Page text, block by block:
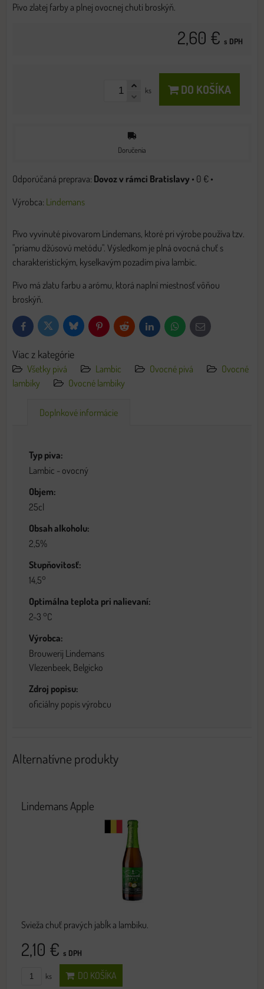
Pivo zlatej farby a plnej ovocnej chuti broskýň.
2,60 € s DPH
ks DO KOŠÍKA
Doručenia
Dovoz v rámci Bratislavy • 0 € •
Výrobca: Lindemans
Pivo vyvinuté pivovarom Lindemans, ktoré pri výrobe používa tzv.
"priamu džúsovú metódu". Výsledkom je plná ovocná chuť s
charakteristickým, kyselkavým pozadím piva lambic.
Pivo má zlatu farbu a arómu, ktorá naplní miestnosť vôňou
broskýň.
FacebookTwitter Bluesky PinterestReddit LinkedInWhatsApp
E-
mail
Viac z kategórie
Všetky pivá Lambic Ovocné pivá
Ovocné
lambiky
Ovocné lambiky
Doplnkové informácie
Typ piva:
Lambic - ovocný
Objem:
25cl
Obsah alkoholu:
2,5%
Stupňovitosť:
14,5°
Optimálna teplota pri nalievaní:
2-3 °C
Výrobca:
Brouwerij Lindemans
Vlezenbeek, Belgicko
Zdroj popisu:
oficiálny popis výrobcu
Alternatívne produkty
Lindemans Apple
Svieža chuť pravých jabĺk a lambiku.
2,10 € s DPH
ks DO KOŠÍKA